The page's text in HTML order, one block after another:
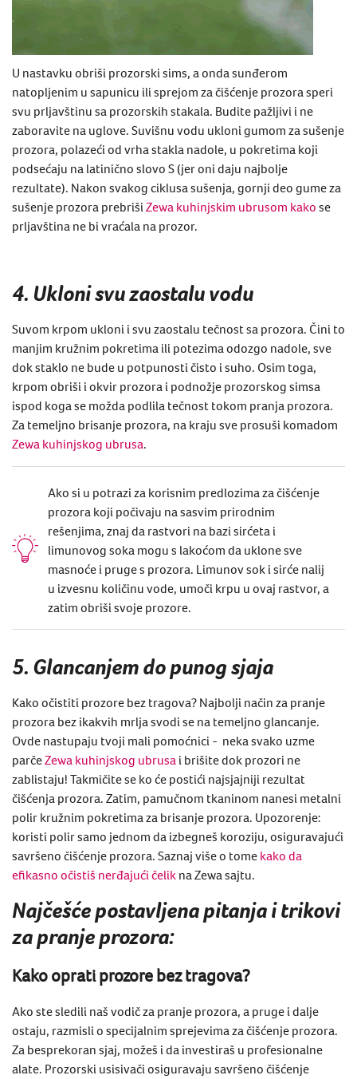
U nastavku obriši prozorski sims, a onda sunđerom
natopljenim u ​​sapunicu ili sprejom za čišćenje prozora speri
svu prljavštinu sa prozorskih stakala. Budite pažljivi i ne
zaboravite na ​​uglove. Suvišnu vodu ukloni gumom za sušenje
prozora, polazeći od vrha stakla nadole, u pokretima koji
podsećaju na latinično slovo S (jer oni daju najbolje
rezultate). Nakon svakog ciklusa sušenja, gornji deo gume za
sušenje prozora prebriši ​​Zewa kuhinjskim ubrusom ​kako se
prljavština ne bi vraćala na prozor.
4. Ukloni svu zaostalu vodu
Suvom krpom ukloni i svu zaostalu tečnost sa prozora. Čini to
manjim kružnim pokretima ili potezima odozgo nadole, sve
dok staklo ne bude u potpunosti čisto i suho. Osim toga,
krpom obriši i okvir prozora i podnožje prozorskog simsa
ispod koga se možda podlila tečnost tokom pranja prozora.
Za temeljno brisanje prozora, na kraju sve prosuši komadom ​
Zewa kuhinjskog ubrusa.
Ako si u potrazi za korisnim predlozima za čišćenje
prozora koji počivaju na sasvim prirodnim
rešenjima, znaj da rastvori na bazi sirćeta i
limunovog soka mogu s lakoćom da uklone sve
masnoće i pruge s prozora. Limunov sok i sirće nalij
u izvesnu količinu vode, umoči krpu u ovaj rastvor, a
zatim obriši svoje prozore.
5. Glancanjem do punog sjaja
Kako očistiti prozore bez tragova? Najbolji način za pranje
prozora bez ikakvih mrlja svodi se na temeljno glancanje.
Ovde nastupaju tvoji mali pomoćnici - neka svako uzme
parčeZewa kuhinjskog ubrusa i brišite dok prozori ne
zablistaju! Takmičite se ko će postići najsjajniji rezultat
čišćenja prozora. Zatim, pamučnom tkaninom nanesi metalni
polir kružnim pokretimaza brisanje prozora. Upozorenje:
koristi polir samo jednom da izbegneš koroziju, osiguravajući
savršeno čišćenje prozora. Saznaj više o tome kako da
efikasno očistiš nerđajući čelik na Zewa sajtu.
Najčešće postavljena pitanja i trikovi
za pranje prozora:
Kako oprati prozore bez tragova?
Ako ste sledili naš vodič za pranje prozora, a pruge i dalje
ostaju, razmisli o specijalnim sprejevima za čišćenje prozora.
Za besprekoran sjaj, možeš i da investiraš u profesionalne
alate. Prozorski usisivači osiguravaju savršeno čišćenje